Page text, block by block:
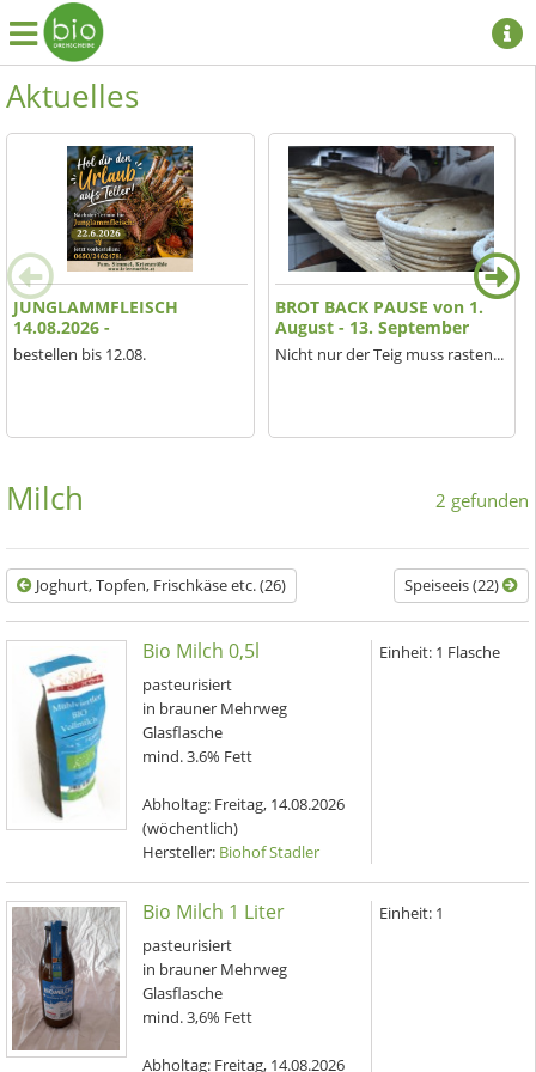
Aktuelles
JUNGLAMMFLEISCH
14.08.2026 -
bestellen bis 12.08.
BROT BACK PAUSE von 1.
August - 13. September
Nicht nur der Teig muss rasten...
Milch 2 gefunden
Speiseeis (22)
Joghurt, Topfen, Frischkäse etc. (26)
Bio Milch 0,5l
pasteurisiert
in brauner Mehrweg
Glasflasche
mind. 3.6% Fett
Abholtag: Freitag, 14.08.2026
(wöchentlich)
Hersteller: Biohof Stadler
Einheit: 1 Flasche
Bio Milch 1 Liter
pasteurisiert
in brauner Mehrweg
Glasflasche
mind. 3,6% Fett
Abholtag: Freitag, 14.08.2026
Einheit: 1